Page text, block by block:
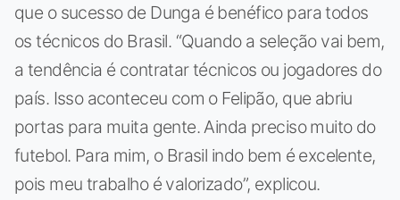
que o sucesso de Dunga é benéfico para todos
os técnicos do Brasil. “Quando a seleção vai bem,
a tendência é contratar técnicos ou jogadores do
país. Isso aconteceu com o Felipão, que abriu
portas para muita gente. Ainda preciso muito do
futebol. Para mim, o Brasil indo bem é excelente,
pois meu trabalho é valorizado”, explicou.